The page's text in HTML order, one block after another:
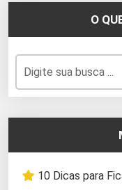
O
10 Dicas para